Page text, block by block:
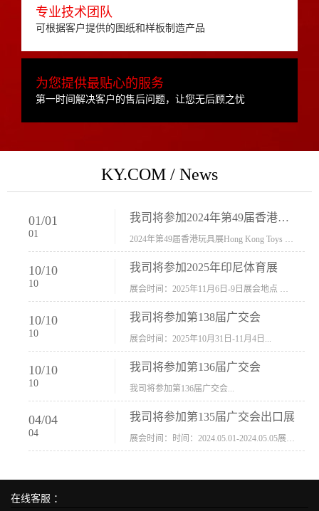
专业技术团队
可根据客户提供的图纸和样板制造产品
为您提供最贴心的服务
第一时间解决客户的售后问题，让您无后顾之忧
KY.COM / News
01/01
01
我司将参加2024年第49届香港玩具展Hong Kong Toys & Games Fair 欢迎新···
10/10
10
我司将参加2025年印尼体育展
10/10
10
我司将参加第138届广交会
展会时间：2025年10月31日-11月4日...
10/10
10
我司将参加第136届广交会
我司将参加第136届广交会...
04/04
04
我司将参加第135届广交会出口展
展会时间：时间：2024.05.01-2024.05.05展会地址：中国进出口商品交易会展馆福建康莱宝公司展位号12.1G37-38、H11-12，浙江康莱宝展位号17.1B23-24、C19-20...
在线客服 ：